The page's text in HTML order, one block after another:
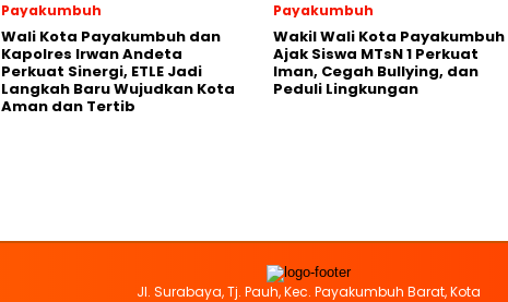
Payakumbuh
Wali Kota Payakumbuh dan
Kapolres Irwan Andeta
Perkuat Sinergi, ETLE Jadi
Langkah Baru Wujudkan Kota
Aman dan Tertib
Payakumbuh
Wakil Wali Kota Payakumbuh
Ajak Siswa MTsN 1 Perkuat
Iman, Cegah Bullying, dan
Peduli Lingkungan
Jl. Surabaya, Tj. Pauh, Kec. Payakumbuh Barat, Kota